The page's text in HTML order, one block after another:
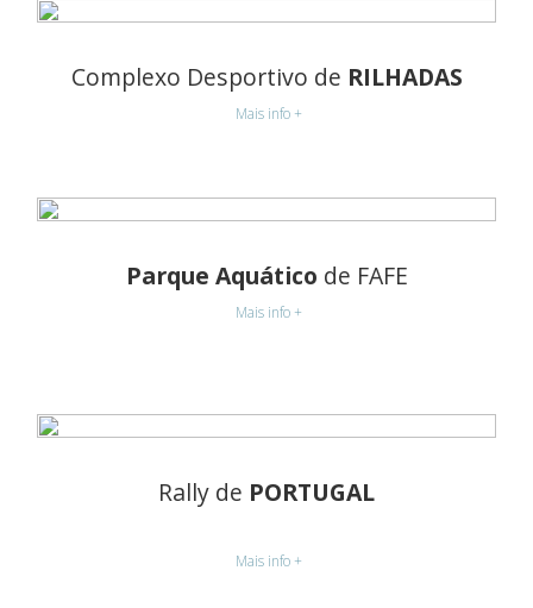
Complexo Desportivo de RILHADAS
Mais info +
Parque Aquático de FAFE
Mais info +
Rally de PORTUGAL
Mais info +